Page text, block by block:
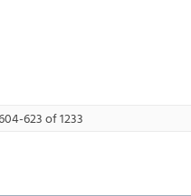
623 of 1233